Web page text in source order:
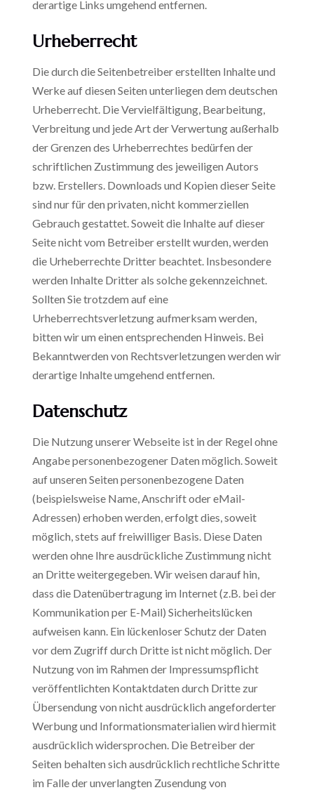
derartige Links umgehend entfernen.
Urheberrecht
Die durch die Seitenbetreiber erstellten Inhalte und
Werke auf diesen Seiten unterliegen dem deutschen
Urheberrecht. Die Vervielfältigung, Bearbeitung,
Verbreitung und jede Art der Verwertung außerhalb
der Grenzen des Urheberrechtes bedürfen der
schriftlichen Zustimmung des jeweiligen Autors
bzw. Erstellers. Downloads und Kopien dieser Seite
sind nur für den privaten, nicht kommerziellen
Gebrauch gestattet. Soweit die Inhalte auf dieser
Seite nicht vom Betreiber erstellt wurden, werden
die Urheberrechte Dritter beachtet. Insbesondere
werden Inhalte Dritter als solche gekennzeichnet.
Sollten Sie trotzdem auf eine
Urheberrechtsverletzung aufmerksam werden,
bitten wir um einen entsprechenden Hinweis. Bei
Bekanntwerden von Rechtsverletzungen werden wir
derartige Inhalte umgehend entfernen.
Datenschutz
Die Nutzung unserer Webseite ist in der Regel ohne
Angabe personenbezogener Daten möglich. Soweit
auf unseren Seiten personenbezogene Daten
(beispielsweise Name, Anschrift oder eMail-
Adressen) erhoben werden, erfolgt dies, soweit
möglich, stets auf freiwilliger Basis. Diese Daten
werden ohne Ihre ausdrückliche Zustimmung nicht
an Dritte weitergegeben. Wir weisen darauf hin,
dass die Datenübertragung im Internet (z.B. bei der
Kommunikation per E-Mail) Sicherheitslücken
aufweisen kann. Ein lückenloser Schutz der Daten
vor dem Zugriff durch Dritte ist nicht möglich. Der
Nutzung von im Rahmen der Impressumspflicht
veröffentlichten Kontaktdaten durch Dritte zur
Übersendung von nicht ausdrücklich angeforderter
Werbung und Informationsmaterialien wird hiermit
ausdrücklich widersprochen. Die Betreiber der
Seiten behalten sich ausdrücklich rechtliche Schritte
im Falle der unverlangten Zusendung von